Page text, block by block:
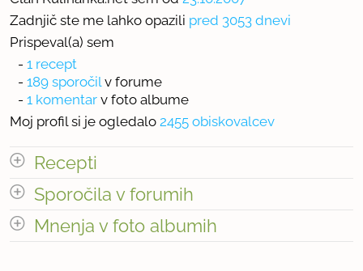
Zadnjič ste me lahko opazili pred 3053 dnevi
Prispeval(a) sem
- 1 recept
- 189 sporočil v forume
- 1 komentar v foto albume
Moj profil si je ogledalo 2455 obiskovalcev
Recepti
Število receptov: 1
Sporočila v forumih
odpri vse
Mnenja v foto albumih